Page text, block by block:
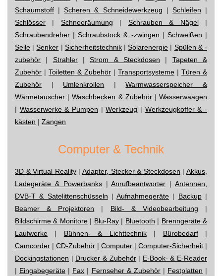
Schaumstoff |Scheren & Schneidewerkzeug | Schleifen |
Schlösser | Schneeräumung | Schrauben & Nägel|
Schraubendreher |Schraubstock & -zwingen | Schweißen |
Seile |Senker | Sicherheitstechnik|Solarenergie | Spülen & -
zubehör | Strahler|Strom & Steckdosen | Tapeten &
Zubehör | Toiletten & Zubehör | Transportsysteme | Türen &
Zubehör | Umlenkrollen |Warmwasserspeicher &
Wärmetauscher |Waschbecken & Zubehör|Wasserwaagen
| Wasserwerke & Pumpen |Werkzeug | Werkzeugkoffer & -
kästen | Zangen
Computer & Technik
3D & Virtual Reality|Adapter, Stecker & Steckdosen |Akkus,
Ladegeräte & Powerbanks|Anrufbeantworter |Antennen,
DVB-T & Satelittenschüsseln |Aufnahmegeräte | Backup|
Beamer & Projektoren | Bild- & Videobearbeitung |
Bildschirme & Monitore| Blu-Ray| Bluetooth | Brenngeräte &
Laufwerke | Bühnen- & Lichttechnik| Bürobedarf|
Camcorder | CD-Zubehör | Computer | Computer-Sicherheit |
Dockingstationen | Drucker & Zubehör| E-Book- & E-Reader
| Eingabegeräte | Fax | Fernseher & Zubehör| Festplatten |